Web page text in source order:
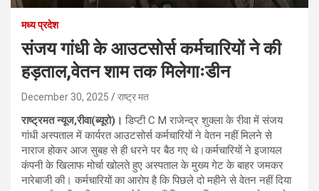
मध्य प्रदेश
संजय गांधी के आउटसोर्स कर्मचारियों ने की
हड़ताल,वेतन शाम तक मिलेगाःडीन
December 30, 2025 राष्ट्र मत
राष्ट्रमत न्यूज,रीवा(ब्यूरो)। डिप्टी C M राजेन्द्र शुक्ला के रीवा में संजय
गांधी अस्पताल में कार्यरत आउटसोर्स कर्मचारियों ने वेतन नहीं मिलने से
नाराज होकर आज सुबह से ही धरने पर बैठ गए थे।कर्मचारियों ने इजायल
कंपनी के खिलाफ मोर्चा खोलते हुए अस्पताल के मुख्य गेट के बाहर जमकर
नारेबाजी की। कर्मचारियों का आरोप है कि पिछले दो महीने से वेतन नहीं दिया